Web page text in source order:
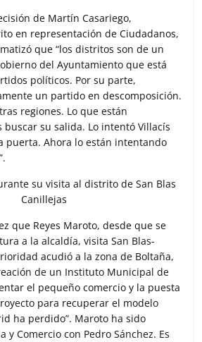
de Martín Casariego,
en representación de Ciudadanos,
que “los distritos son de un
del Ayuntamiento que está
políticos. Por su parte,
un partido en descomposición.
regiones. Lo que están
su salida. Lo intentó Villacís
puerta. Ahora lo están intentando
que Reyes Maroto, desde que se
a la alcaldía, visita San Blas-
acudió a la zona de Boltaña,
de un Instituto Municipal de
el pequeño comercio y la puesta
para recuperar el modelo
ha perdido”. Maroto ha sido
Comercio con Pedro Sánchez. Es